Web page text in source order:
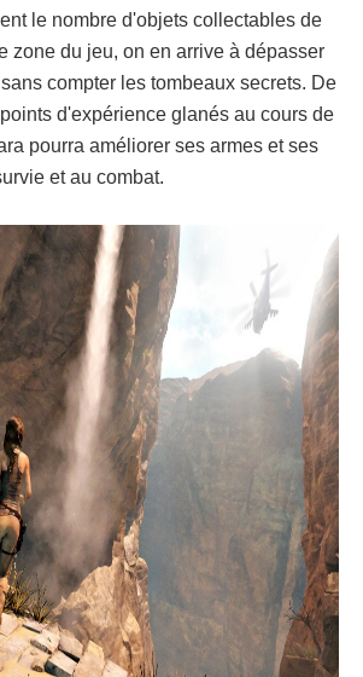
le nombre d'objets collectables de
zone du jeu, on en arrive à dépasser
compter les tombeaux secrets. De
d'expérience glanés au cours de
pourra améliorer ses armes et ses
et au combat.